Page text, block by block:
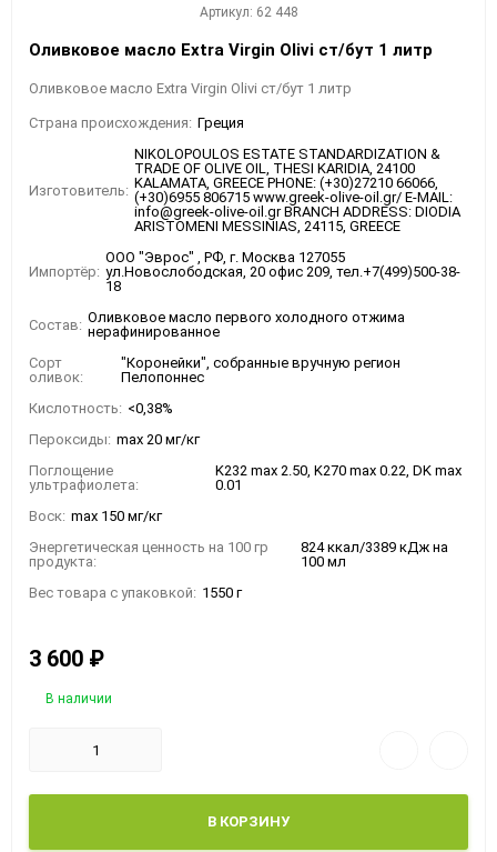
Артикул: 62 448
Оливковое масло Extra Virgin Olivi ст/бут 1 литр
Оливковое масло Extra Virgin Olivi ст/бут 1 литр
Страна происхождения: Греция
Изготовитель:
NIKOLOPOULOS ESTATE STANDARDIZATION &
TRADE OF OLIVE OIL, THESI KARIDIA, 24100
KALAMATA, GREECE PHONE: (+30)27210 66066,
(+30)6955 806715 www.greek-olive-oil.gr/ E-MAIL:
info@greek-olive-oil.gr BRANCH ADDRESS: DIODIA
ARISTOMENI MESSINIAS, 24115, GREECE
Импортёр:
ООО "Эврос" , РФ, г. Москва 127055
ул.Новослободская, 20 офис 209, тел.+7(499)500-38-
18
Состав: Оливковое масло первого холодного отжима
нерафинированное
Сорт
оливок:
"Коронейки", собранные вручную регион
Пелопоннес
Кислотность: <0,38%
Пероксиды: max 20 мг/кг
Поглощение
ультрафиолета:
K232 max 2.50, K270 max 0.22, DK max
0.01
Воск: max 150 мг/кг
Энергетическая ценность на 100 гр
продукта:
824 ккал/3389 кДж на
100 мл
Вес товара с упаковкой: 1550 г
3 600 ₽
В наличии
В КОРЗИНУ